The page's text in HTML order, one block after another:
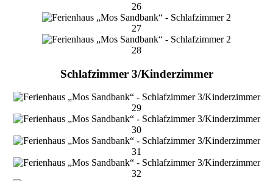
26
27
28
Schlafzimmer 3/Kinderzimmer
29
30
31
32